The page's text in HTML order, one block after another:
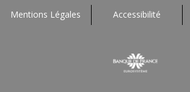
Mentions Légales Accessibilité